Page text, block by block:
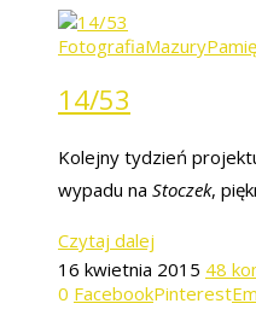
FotografiaMazury
14/53
Kolejny tydzień
wypadu na Stoczek,
Czytaj dalej
16 kwietnia 2015 48
0 FacebookPinterest